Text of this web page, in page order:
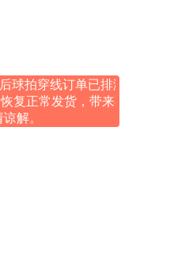
球拍穿线订单已排满，预
复正常发货，带来不便敬
谅解。